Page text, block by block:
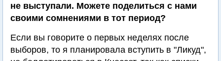
не выступали. Можете поделиться с нами
своими сомнениями в тот период?
Если вы говорите о первых неделях после
выборов, то я планировала вступить в "Ликуд",